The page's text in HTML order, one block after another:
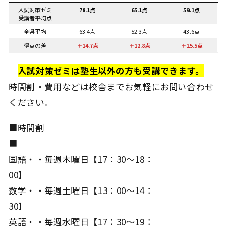
入試対策ゼミ
受講者平均点
78.1点 65.1点 59.1点
全県平均 63.4点 52.3点
43.6点
得点の差
＋14.7点 ＋12.8点 ＋15.5点
入試対策ゼミは塾生以外の方も受講できます。
時間割・費用などは校舎までお気軽にお問い合わせ
ください。
■時間割
国語・・毎週木曜日【17：30～18：
00
数学・・毎週土曜日【13：00～14：
30
英語・・毎週水曜日【17：30～19：